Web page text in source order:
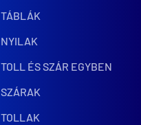
TÁBLÁK
NYILAK
TOLL ÉS SZÁR EGYBEN
SZÁRAK
TOLLAK